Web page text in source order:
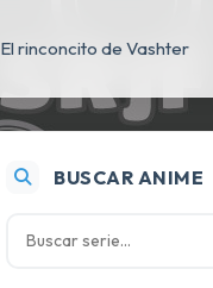
El rinconcito de Vashter
BUSCAR ANIME